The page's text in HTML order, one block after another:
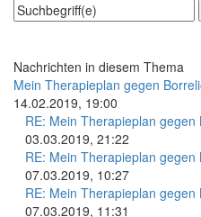
Nachrichten in diesem Thema
Mein Therapieplan gegen
14.02.2019, 19:00
RE: Mein Therapieplan gegen
03.03.2019, 21:22
RE: Mein Therapieplan gegen
07.03.2019, 10:27
RE: Mein Therapieplan gegen
07.03.2019, 11:31